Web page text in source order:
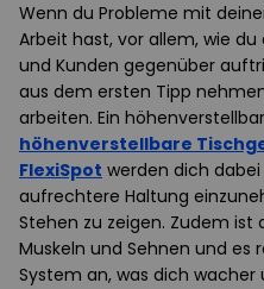
Wenn du Probleme mit
Arbeit hast, vor allem, wie
und Kunden gegenüber
aus dem ersten Tipp
arbeiten. Ein
höhenverstellbare
FlexiSpot werden dich
aufrechtere Haltung
Stehen zu zeigen. Zudem
Muskeln und Sehnen und es
System an, was dich